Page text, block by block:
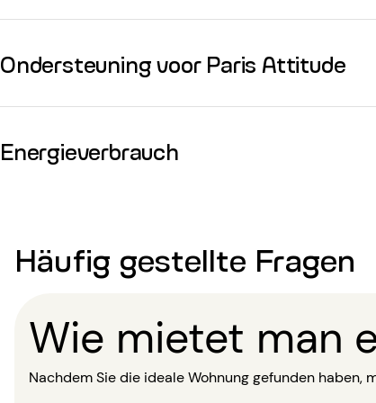
Ondersteuning voor Paris Attitude
Energieverbrauch
Häufig gestellte Fragen
Wie mietet man
Nachdem Sie die ideale Wohnung gefunden haben,